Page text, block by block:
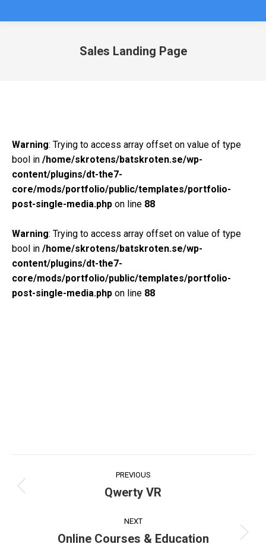
Sales Landing Page
Warning: Trying to access array offset on value of type
bool in /home/skrotens/batskroten.se/wp-
content/plugins/dt-the7-
core/mods/portfolio/public/templates/portfolio-
post-single-media.php on line 88
Warning: Trying to access array offset on value of type
bool in /home/skrotens/batskroten.se/wp-
content/plugins/dt-the7-
core/mods/portfolio/public/templates/portfolio-
post-single-media.php on line 88
PREVIOUS
Qwerty VR
NEXT
Online Courses & Education